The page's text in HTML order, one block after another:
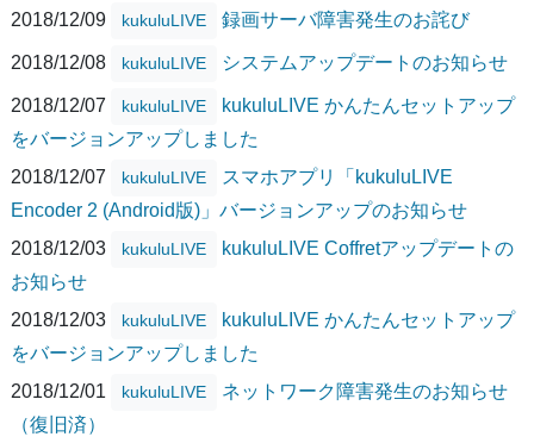
2018/12/09
kukuluLIVE 録画サーバ障害発生のお詫び
2018/12/08 kukuluLIVE システムアップデートのお知らせ
2018/12/07 kukuluLIVE
kukuluLIVE かんたんセットアップ
をバージョンアップしました
2018/12/07
kukuluLIVE
スマホアプリ「kukuluLIVE
Encoder 2 (Android版)」バージョンアップのお知らせ
2018/12/03
kukuluLIVE
kukuluLIVE Coffretアップデートの
お知らせ
2018/12/03
kukuluLIVE
kukuluLIVE かんたんセットアップ
をバージョンアップしました
2018/12/01
kukuluLIVE
ネットワーク障害発生のお知らせ
（復旧済）